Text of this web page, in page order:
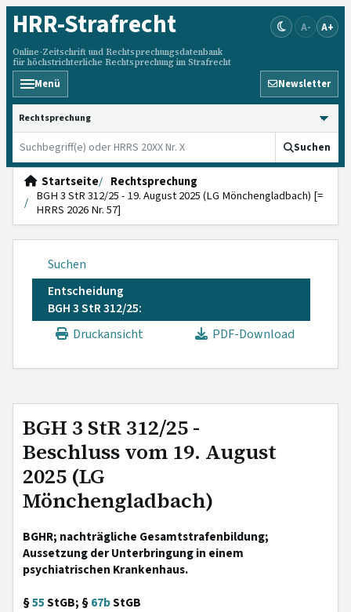
HRR-Strafrecht
Online-Zeitschrift und Rechtsprechungsdatenbank
für höchstrichterliche Rechtsprechung im Strafrecht
A- A+
Menü Newsletter
HRRS durchsuchen
Suchen
Startseite
Rechtsprechung
BGH 3 StR 312/25 - 19. August 2025 (LG Mönchengladbach) [=
HRRS 2026 Nr. 57]
Suchen
Entscheidung
BGH 3 StR 312/25:
Druckansicht
PDF-Download
BGH 3 StR 312/25 -
Beschluss vom 19. August
2025 (LG
Mönchengladbach)
BGHR; nachträgliche Gesamtstrafenbildung;
Aussetzung der Unterbringung in einem
psychiatrischen Krankenhaus.
§55StGB; §67bStGB